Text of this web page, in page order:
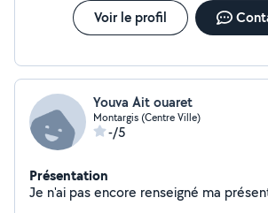
Voir le profil
Youva Ait ouaret
Montargis (Centre Ville)
-/5
Présentation
Je n'ai pas encore